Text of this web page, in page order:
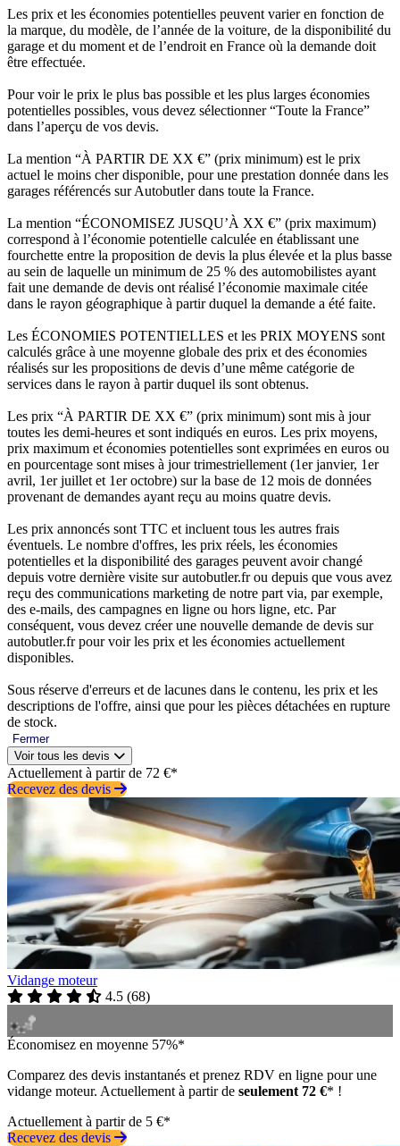
Les prix et les économies potentielles peuvent varier en fonction de
la marque, du modèle, de l’année de la voiture, de la disponibilité du
garage et du moment et de l’endroit en France où la demande doit
être effectuée.
Pour voir le prix le plus bas possible et les plus larges économies
potentielles possibles, vous devez sélectionner “Toute la France”
dans l’aperçu de vos devis.
La mention “À PARTIR DE XX €” (prix minimum) est le prix
actuel le moins cher disponible, pour une prestation donnée dans les
garages référencés sur Autobutler dans toute la France.
La mention “ÉCONOMISEZ JUSQU’À XX €” (prix maximum)
correspond à l’économie potentielle calculée en établissant une
fourchette entre la proposition de devis la plus élevée et la plus basse
au sein de laquelle un minimum de 25 % des automobilistes ayant
fait une demande de devis ont réalisé l’économie maximale citée
dans le rayon géographique à partir duquel la demande a été faite.
Les ÉCONOMIES POTENTIELLES et les PRIX MOYENS sont
calculés grâce à une moyenne globale des prix et des économies
réalisés sur les propositions de devis d’une même catégorie de
services dans le rayon à partir duquel ils sont obtenus.
Les prix “À PARTIR DE XX €” (prix minimum) sont mis à jour
toutes les demi-heures et sont indiqués en euros. Les prix moyens,
prix maximum et économies potentielles sont exprimées en euros ou
en pourcentage sont mises à jour trimestriellement (1er janvier, 1er
avril, 1er juillet et 1er octobre) sur la base de 12 mois de données
provenant de demandes ayant reçu au moins quatre devis.
Les prix annoncés sont TTC et incluent tous les autres frais
éventuels. Le nombre d'offres, les prix réels, les économies
potentielles et la disponibilité des garages peuvent avoir changé
depuis votre dernière visite sur autobutler.fr ou depuis que vous avez
reçu des communications marketing de notre part via, par exemple,
des e-mails, des campagnes en ligne ou hors ligne, etc. Par
conséquent, vous devez créer une nouvelle demande de devis sur
autobutler.fr pour voir les prix et les économies actuellement
disponibles.
Sous réserve d'erreurs et de lacunes dans le contenu, les prix et les
descriptions de l'offre, ainsi que pour les pièces détachées en rupture
de stock.
Fermer
Voir tous les devis
Actuellement à partir de 72 €*
Recevez des devis
Vidange moteur
4.5 (68)
Économisez en moyenne 57%*
Comparez des devis instantanés et prenez RDV en ligne pour une
vidange moteur. Actuellement à partir de seulement 72 €* !
Actuellement à partir de 5 €*
Recevez des devis